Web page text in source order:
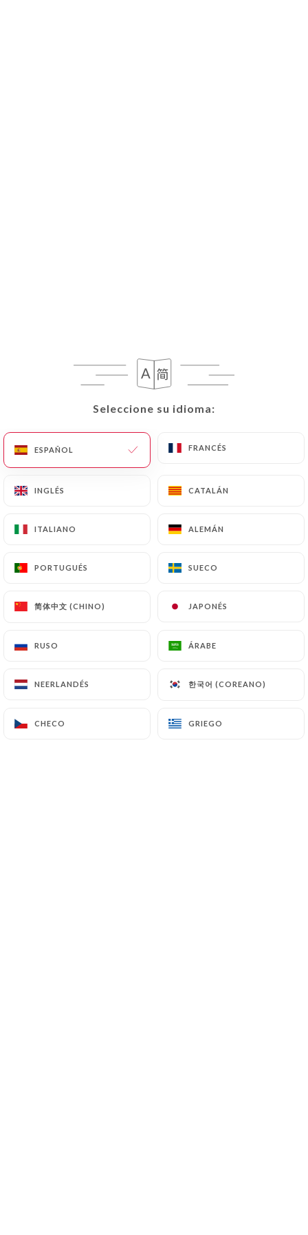
Seleccione su idioma:
ESPAÑOL FRANCÉS
INGLÉS CATALÁN
ITALIANO ALEMÁN
PORTUGUÉS SUECO
简体中文 (CHINO) JAPONÉS
RUSO ÁRABE
NEERLANDÉS 한국어 (COREANO)
CHECO GRIEGO
Seleccione su idioma:
ESPAÑOL FRANCÉS
INGLÉS CATALÁN
ITALIANO ALEMÁN
PORTUGUÉS SUECO
简体中文 (CHINO) JAPONÉS
RUSO ÁRABE
NEERLANDÉS 한국어 (COREANO)
CHECO GRIEGO